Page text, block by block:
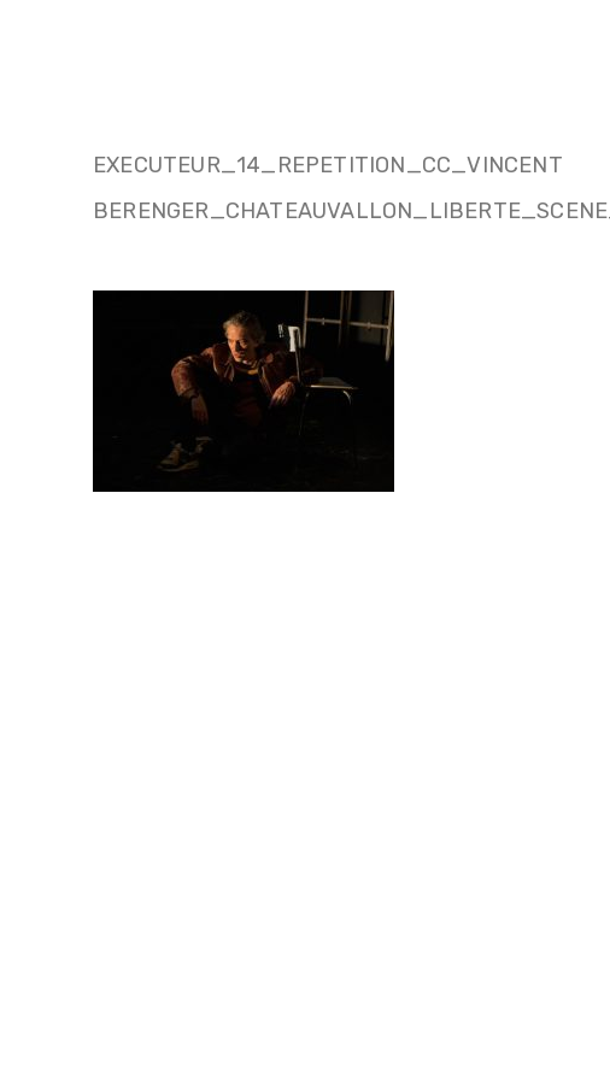
EXECUTEUR_14_REPETITION_CC_VINCENT